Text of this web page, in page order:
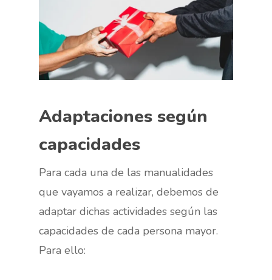
Adaptaciones según
capacidades
Para cada una de las manualidades
que vayamos a realizar, debemos de
adaptar dichas actividades según las
capacidades de cada persona mayor.
Para ello: